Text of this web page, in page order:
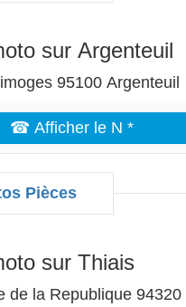
sur Argenteuil
95100 Argenteuil
☎ Afficher le N *
Pièces
sur Thiais
de la Republique 94320